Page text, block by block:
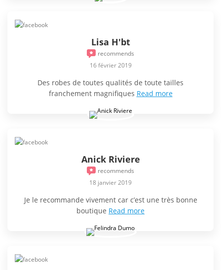
Lisa H'bt
recommends
16 février 2019
Des robes de toutes qualités de toute tailles
franchement magnifiques Read more
Anick Riviere
recommends
18 janvier 2019
Je le recommande vivement car c’est une très bonne
boutique Read more